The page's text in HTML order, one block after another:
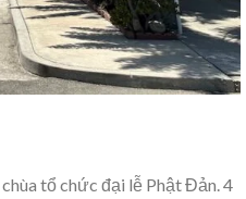
tổ chức đại lễ Phật Đản. 4